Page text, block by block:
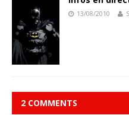
13/08/2010
2 COMMENTS